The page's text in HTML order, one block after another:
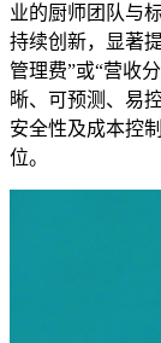
业的厨师团队与
持续创新，显著
管理费”或“营收
晰、可预测、易
安全性及成本控
位。